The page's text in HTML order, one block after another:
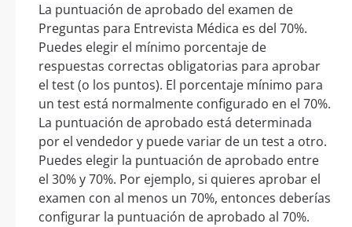
La puntuación de aprobado del examen de
Preguntas para Entrevista Médica es del 70%.
Puedes elegir el mínimo porcentaje de
respuestas correctas obligatorias para aprobar
el test (o los puntos). El porcentaje mínimo para
un test está normalmente configurado en el 70%.
La puntuación de aprobado está determinada
por el vendedor y puede variar de un test a otro.
Puedes elegir la puntuación de aprobado entre
el 30% y 70%. Por ejemplo, si quieres aprobar el
examen con al menos un 70%, entonces deberías
configurar la puntuación de aprobado al 70%.